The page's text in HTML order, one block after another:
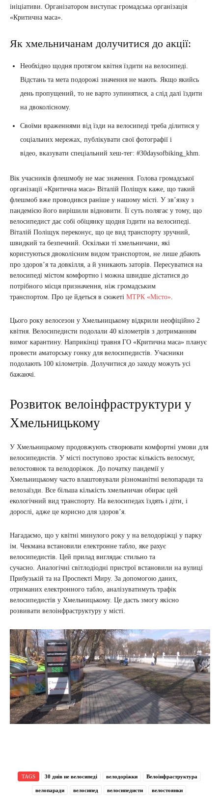
ініціативи. Організатором виступає громадська організація
«Критична маса».
Як хмельничанам долучитися до акції:
Необхідно щодня протягом квітня їздити на велосипеді.
Відстань та мета подорожі значення не мають. Якщо якийсь
день пропущений, то не варто зупинятися, а слід далі їздити
на двоколісному.
Своїми враженнями від їзди на велосипеді треба ділитися у
соціальних мережах, публікувати свої фотографії і
відео, вказувати спеціальний хеш-тег: #30daysofbiking_khm.
Вік учасників флешмобу не має значення. Голова громадської
організації «Критична маса» Віталій Поліщук каже, що такий
флешмоб вже проводився раніше у нашому місті. У зв’язку з
пандемією його вирішили відновити. Її суть полягає у тому, що
велосипедист дає собі обіцянку щодня їздити на велосипеді.
Віталій Поліщук переконує, що це вид транспорту зручний,
швидкий та безпечний. Оскільки ті хмельничани, які
користуються двоколісним видом транспортом, не лише дбають
про здоров’я та довкілля, а й уникають заторів. Пересуватися на
велосипеді містом комфортно і можна швидше дістатися до
потрібного місця призначення, ніж громадським
транспортом. Про це йдеться в сюжеті МТРК «Місто».
Цього року велосезон у Хмельницькому відкрили неофіційно 2
квітня. Велосипедисти подолали 40 кілометрів з дотриманням
вимог карантину. Наприкінці травня ГО «Критична маса» планує
провести аматорську гонку для велосипедистів. Учасники
подолають 100 кілометрів. Долучитися до заходу можуть усі
бажаючі.
Розвиток велоінфраструктури у
Хмельницькому
У Хмельницькому продовжують створювати комфортні умови для
велосипедистів. У місті поступово зростає кількість велосмуг,
велостоянок та велодоріжок. До початку пандемії у
Хмельницькому часто влаштовували різноманітні велопаради та
велозаїзди. Все більша кількість хмельничан обирає цей
екологічний вид транспорту. На велосипедах їздять і діти, і
дорослі, адже це корисно для здоров’я.
Нагадаємо, що у квітні минулого року у на велодоріжці у парку
ім. Чекмана встановили електронне табло, яке рахує
велосипедистів. Цей прилад виглядає стильно та
сучасно. Аналогічні світлодіодні пристрої встановили на вулиці
Прибузькій та на Проспекті Миру. За допомогою даних,
отриманих електронного табло, аналізуватимуть трафік
велосипедистів у Хмельницькому. Це дасть змогу якісно
розвивати велоінфраструктуру у місті.
TAGS 30 днів не велосипеді велодоріжки Велоінфраструктура
велопаради велосипед велосипедисти велостоянки